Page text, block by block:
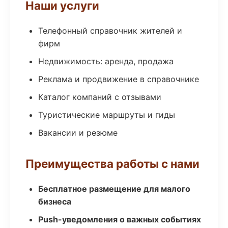
Наши услуги
Телефонный справочник жителей и
фирм
Недвижимость: аренда, продажа
Реклама и продвижение в справочнике
Каталог компаний с отзывами
Туристические маршруты и гиды
Вакансии и резюме
Преимущества работы с нами
Бесплатное размещение для малого
бизнеса
Push-уведомления о важных событиях